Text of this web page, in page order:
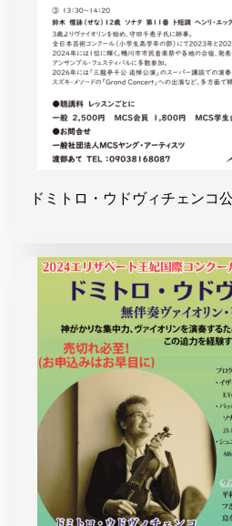
ドミトロ・ウドヴィチェンコ